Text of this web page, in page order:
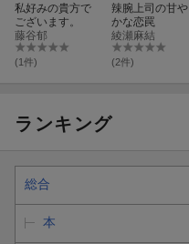
私好みの貴方で
ございます。
藤谷郁
(1件)
辣腕上司の甘や
かな恋罠
綾瀬麻結
(2件)
ランキング
総合
本